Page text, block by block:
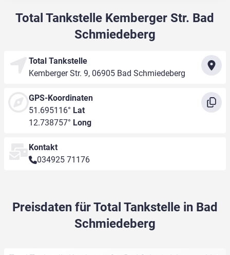
Total Tankstelle Kemberger Str. Bad
Schmiedeberg
Total Tankstelle
Kemberger Str. 9, 06905 Bad Schmiedeberg
GPS-Koordinaten
51.695116° Lat
12.738757° Long
Kontakt
034925 71176
Preisdaten für Total Tankstelle in Bad
Schmiedeberg